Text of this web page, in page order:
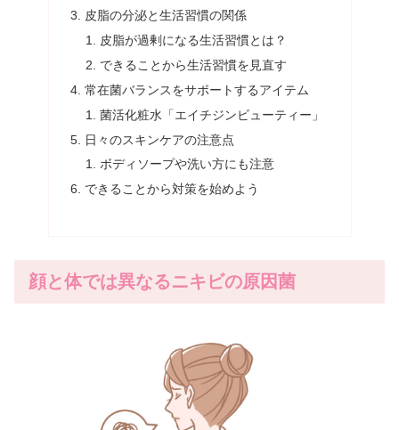
皮脂の分泌と生活習慣の関係
皮脂が過剰になる生活習慣とは？
できることから生活習慣を見直す
常在菌バランスをサポートするアイテム
菌活化粧水「エイチジンビューティー」
日々のスキンケアの注意点
ボディソープや洗い方にも注意
できることから対策を始めよう
顔と体では異なるニキビの原因菌